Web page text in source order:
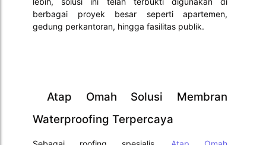
berbagai proyek besar seperti apartemen,
gedung perkantoran, hingga fasilitas publik.
Atap Omah Solusi Membran
Waterproofing Terpercaya